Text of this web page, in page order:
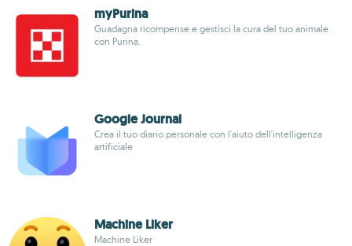
myPurina
Guadagna ricompense e gestisci la cura del tuo animale
con Purina.
Google Journal
Crea il tuo diario personale con l'aiuto dell'intelligenza
artificiale
Machine Liker
Machine Liker